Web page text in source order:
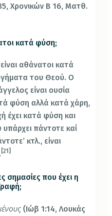
Χρονικών Β 16, Ματθ.
κατά φύση;
αθάνατοι κατά
του Θεού. Ο
είναι ουσία
φύση αλλά κατά χάρη,
έχει κατά φύση και
πάντοτε καί
κτλ., είναι
[21]
σημασίες που έχει η
(Ιώβ 1:14, Λουκάς